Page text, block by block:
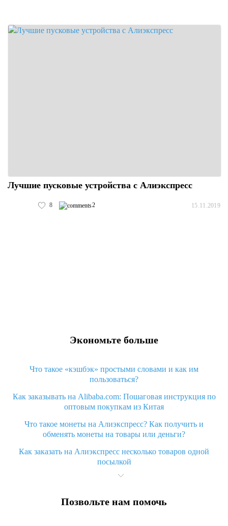
Лучшие пусковые устройства с Алиэкспресс
8 2 15.11.2019
Экономьте больше
Что такое «кэшбэк» простыми словами и как им
пользоваться?
Как заказывать на Alibaba.com: Пошаговая инструкция по
оптовым покупкам из Китая
Что такое монеты на Алиэкспресс? Как получить и
обменять монеты на товары или деньги?
Как заказать на Алиэкспресс несколько товаров одной
посылкой
Что значит статус «Заказ закрыт» на Алиэкспресс и что
Что делать, если Алиэкспресс просит ввести паспортные
Позвольте нам помочь